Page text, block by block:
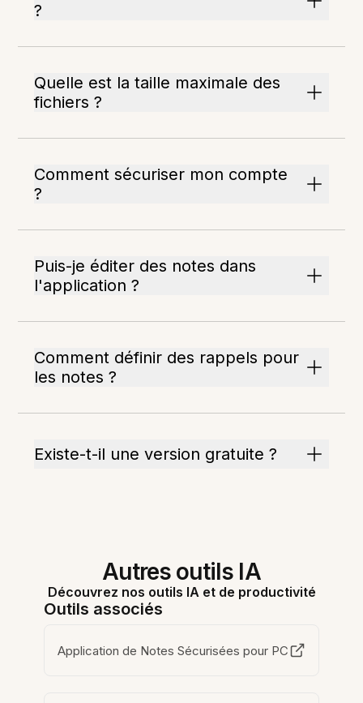
?
Quelle est la taille maximale des
fichiers ?
Comment sécuriser mon compte
?
Puis-je éditer des notes dans
l'application ?
Comment définir des rappels pour
les notes ?
Existe-t-il une version gratuite ?
Autres outils IA
Découvrez nos outils IA et de productivité
Outils associés
Application de Notes Sécurisées pour PC